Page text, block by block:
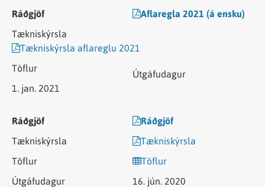
Aflaregla 2021 (á ensku)
Tækniskýrsla aflareglu 2021
1. jan. 2021
Ráðgjöf
Tækniskýrsla
Töflur
16. jún. 2020